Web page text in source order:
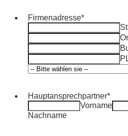
Firmenadresse*
Hauptansprechpartner*
Vorname
Nachname